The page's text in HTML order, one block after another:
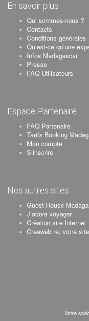
En savoir plus
Qui sommes-nous ?
Contacts
Conditions générales
Qu’est-ce qu’une
Infos Madagascar
Presse
FAQ Utilisateurs
Espace Partenaire
FAQ Partenaire
Tarifs Booking
Mon compte
S’inscrire
Nos autres sites
Guest House
J’adore voyager
Création site Internet
Creaweb.re, votre
Votre